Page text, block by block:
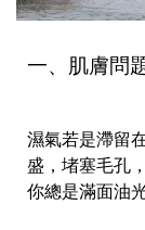
一、肌膚問
濕氣若是滯留
盛，堵塞毛孔
你總是滿面油